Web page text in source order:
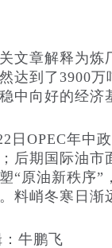
文章解释为炼
达到了3900
中向好的经济
OPEC年中政
后期国际油
“原油新秩序
料峭冬寒日渐
牛鹏飞